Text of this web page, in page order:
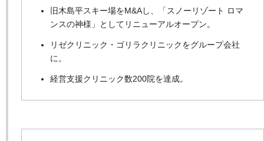
旧木島平スキー場をM&Aし、「スノーリゾート ロマ
ンスの神様」としてリニューアルオープン。
リゼクリニック・ゴリラクリニックをグループ会社
に。
経営支援クリニック数200院を達成。